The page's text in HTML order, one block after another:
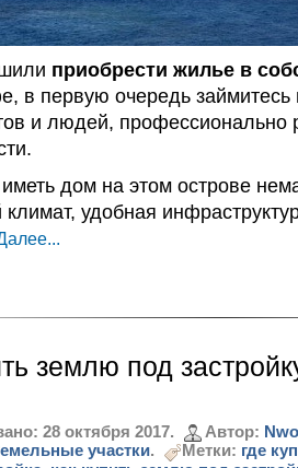
приобрести жилье в
в первую очередь
и людей,
дом на этом острове
климат, удобная
землю под
28 октября 2017. Автор:
участки. Метки: где